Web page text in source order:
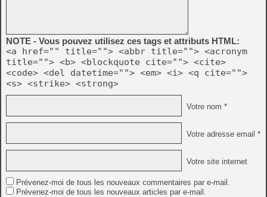
NOTE - Vous pouvez utilisez ces tags et attributs HTML:
<a href="" title=""> <abbr title=""> <acronym
title=""> <b> <blockquote cite=""> <cite>
<code> <del datetime=""> <em> <i> <q cite="">
<s> <strike> <strong>
Votre nom *
Votre adresse email *
Votre site internet
Prévenez-moi de tous les nouveaux commentaires par e-mail.
Prévenez-moi de tous les nouveaux articles par e-mail.